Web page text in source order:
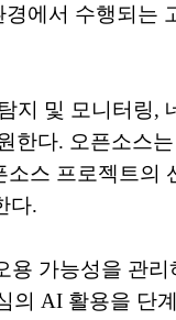
에서 수행되는
지 및 모니터링,
한다. 오픈소스
소스 프로젝트의
다.
용 가능성을 관
의 AI 활용을 단